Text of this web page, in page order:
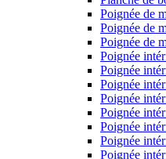
Poignée de
Poignée de
Poignée de
Poignée
Poignée
Poignée
Poignée
Poignée
Poignée
Poignée
Poignée